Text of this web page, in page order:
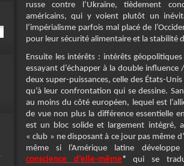
russe contre l’Ukraine, tièdement
américains, qui y voient plutôt un
l’impérialisme parfois mal placé de
pour leur sécurité alimentaire et la stabilité
Ensuite les intérêts : intérêts
essayant d’échapper à la double influence
deux super-puissances, celle des États-
qu’à leur confrontation qui se dessine.
au moins du côté européen, lequel est
de vue non plus la différence essentielle
est un bloc solide et largement intégré,
« club » ne disposant à ce jour pas même
même si l’Amérique latine
conscience d’elle-même* qui se